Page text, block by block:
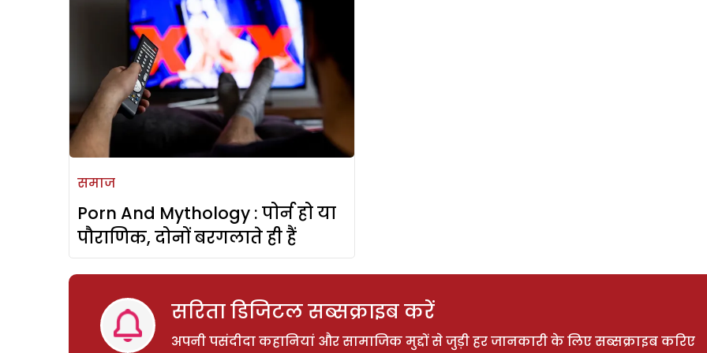
समाज
Porn And Mythology : पोर्न हो या
पौराणिक, दोनों बरगलाते ही हैं
सरिता डिजिटल सब्सक्राइब करें
अपनी पसंदीदा कहानियां और सामाजिक मुद्दों से जुड़ी हर जानकारी के लिए सब्सक्राइब करिए